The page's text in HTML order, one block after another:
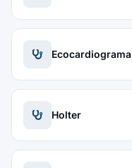
Ecocardiograma
Holter